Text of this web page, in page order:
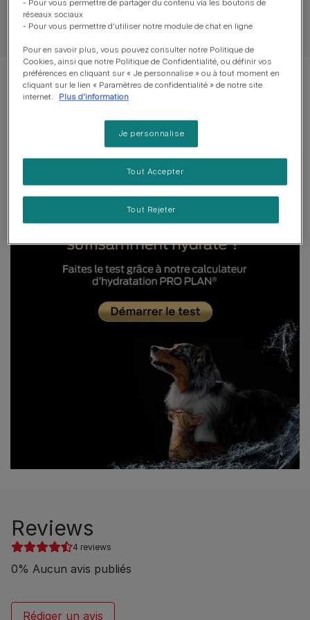
Guide d’alimentation
Reviews
4 reviews
0% Aucun avis publiés
Rédiger un avis
- Pour vous permettre de partager du contenu via les boutons de
réseaux sociaux
- Pour vous permettre d'utiliser notre module de chat en ligne
Pour en savoir plus, vous pouvez consulter notre Politique de
Cookies, ainsi que notre Politique de Confidentialité, ou définir vos
préférences en cliquant sur « Je personnalise » ou à tout moment en
cliquant sur le lien « Paramètres de confidentialité » de notre site
internet.
Plus d'information
Je personnalise
Tout Rejeter
Tout Accepter